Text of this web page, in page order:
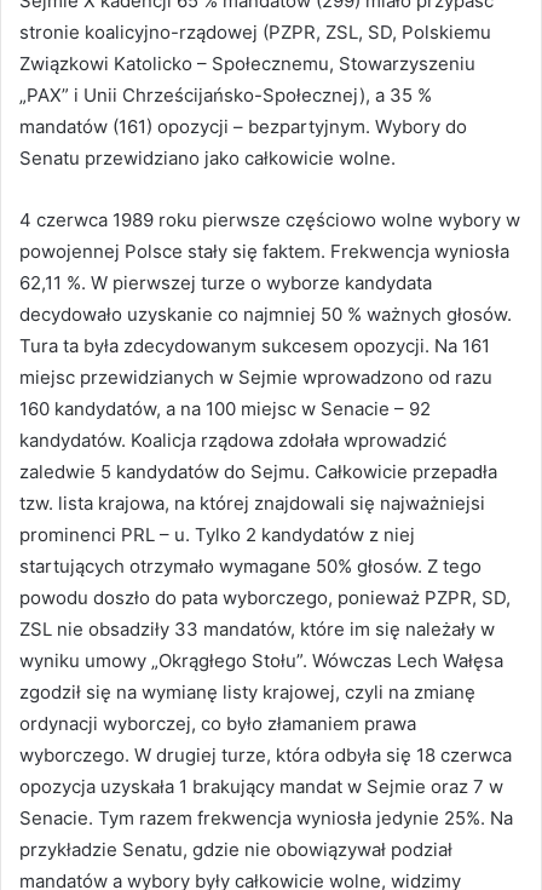
stronie koalicyjno-rządowej (PZPR, ZSL, SD, Polskiemu
Związkowi Katolicko – Społecznemu, Stowarzyszeniu
„PAX” i Unii Chrześcijańsko-Społecznej), a 35 %
mandatów (161) opozycji – bezpartyjnym. Wybory do
Senatu przewidziano jako całkowicie wolne.
4 czerwca 1989 roku pierwsze częściowo wolne wybory w
powojennej Polsce stały się faktem. Frekwencja wyniosła
62,11 %. W pierwszej turze o wyborze kandydata
decydowało uzyskanie co najmniej 50 % ważnych głosów.
Tura ta była zdecydowanym sukcesem opozycji. Na 161
miejsc przewidzianych w Sejmie wprowadzono od razu
160 kandydatów, a na 100 miejsc w Senacie – 92
kandydatów. Koalicja rządowa zdołała wprowadzić
zaledwie 5 kandydatów do Sejmu. Całkowicie przepadła
tzw. lista krajowa, na której znajdowali się najważniejsi
prominenci PRL – u. Tylko 2 kandydatów z niej
startujących otrzymało wymagane 50% głosów. Z tego
powodu doszło do pata wyborczego, ponieważ PZPR, SD,
ZSL nie obsadziły 33 mandatów, które im się należały w
wyniku umowy „Okrągłego Stołu”. Wówczas Lech Wałęsa
zgodził się na wymianę listy krajowej, czyli na zmianę
ordynacji wyborczej, co było złamaniem prawa
wyborczego. W drugiej turze, która odbyła się 18 czerwca
opozycja uzyskała 1 brakujący mandat w Sejmie oraz 7 w
Senacie. Tym razem frekwencja wyniosła jedynie 25%. Na
przykładzie Senatu, gdzie nie obowiązywał podział
mandatów a wybory były całkowicie wolne, widzimy